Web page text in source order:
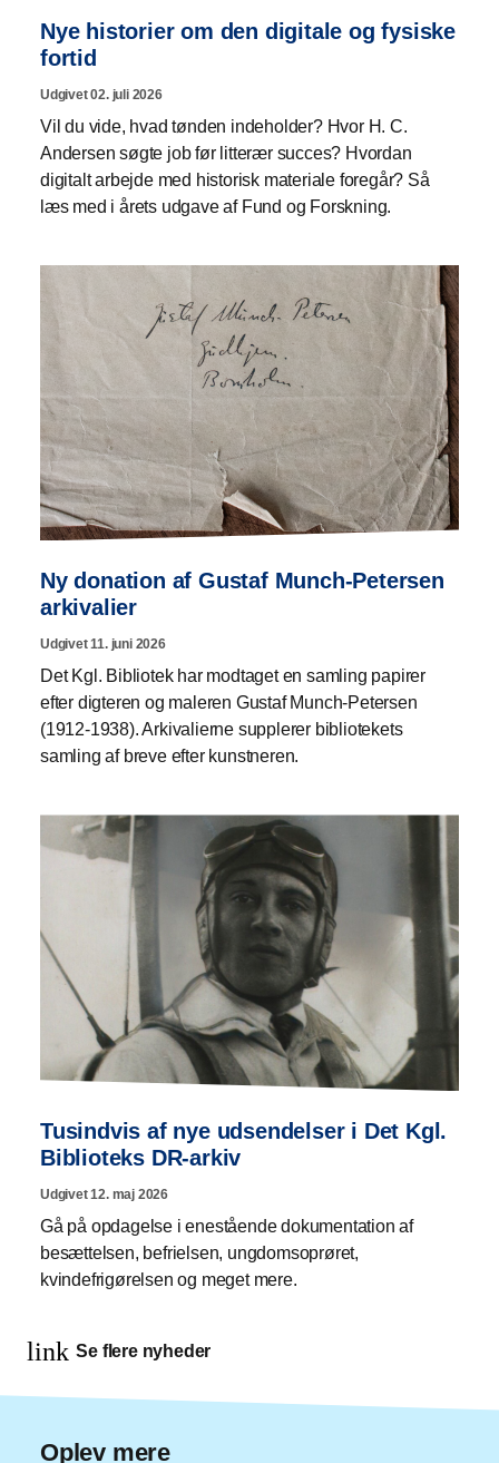
Nye historier om den digitale og fysiske
fortid
Udgivet 02. juli 2026
Vil du vide, hvad tønden indeholder? Hvor H. C.
Andersen søgte job før litterær succes? Hvordan
digitalt arbejde med historisk materiale foregår? Så
læs med i årets udgave af Fund og Forskning.
Ny donation af Gustaf Munch-Petersen
arkivalier
Udgivet 11. juni 2026
Det Kgl. Bibliotek har modtaget en samling papirer
efter digteren og maleren Gustaf Munch-Petersen
(1912-1938). Arkivalierne supplerer bibliotekets
samling af breve efter kunstneren.
Tusindvis af nye udsendelser i Det Kgl.
Biblioteks DR-arkiv
Udgivet 12. maj 2026
Gå på opdagelse i enestående dokumentation af
besættelsen, befrielsen, ungdomsoprøret,
kvindefrigørelsen og meget mere.
link Se flere nyheder
Oplev mere